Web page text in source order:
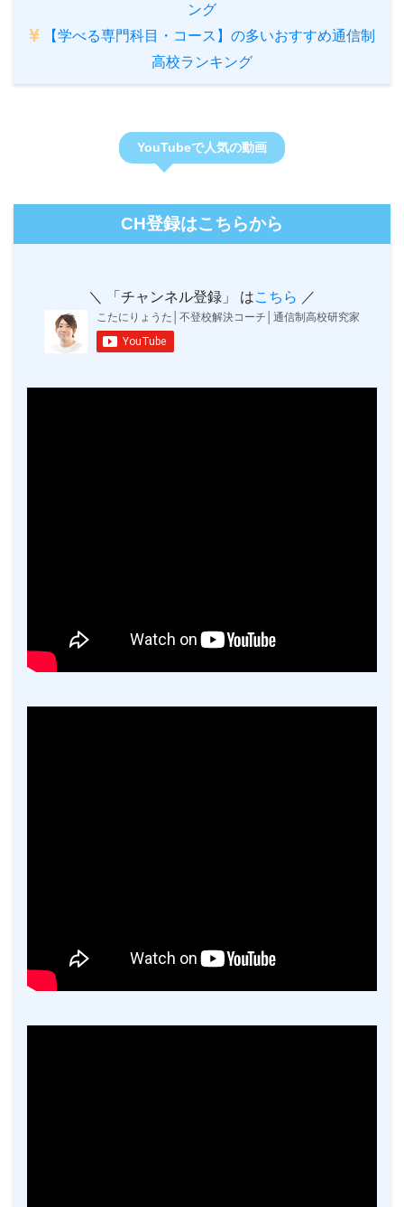
ング
【学べる専門科目・コース】の多いおすすめ通信制
高校ランキング
YouTubeで人気の動画
CH登録はこちらから
＼ 「チャンネル登録」 はこちら ／